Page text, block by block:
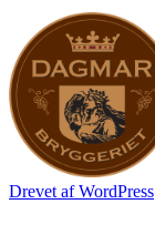
Drevet af WordPress